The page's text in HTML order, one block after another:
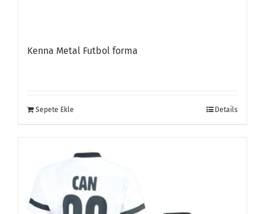
Kenna Metal Futbol forma
Sepete Ekle Details